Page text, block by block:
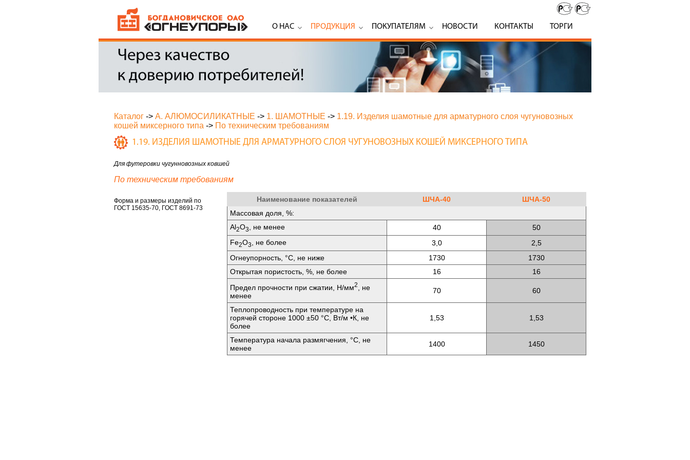
О НАС ПРОДУКЦИЯ ПОКУПАТЕЛЯМ НОВОСТИ КОНТАКТЫ ТОРГИ
Каталог -> А. АЛЮМОСИЛИКАТНЫЕ -> 1. ШАМОТНЫЕ -> 1.19. Изделия шамотные для арматурного слоя чугуновозных
кошей миксерного типа -> По техническим требованиям
1.19. ИЗДЕЛИЯ ШАМОТНЫЕ ДЛЯ АРМАТУРНОГО СЛОЯ ЧУГУНОВОЗНЫХ КОШЕЙ МИКСЕРНОГО ТИПА
Для футеровки чугунновозных ковшей
По техническим требованиям
Форма и размеры изделий по
ГОСТ 15635-70, ГОСТ 8691-73
Наименование показателей ШЧА-40
ШЧА-50
Массовая доля, %:
Аl2O3 , не менее 40
50
Fе2O3 , не более 3,0
2,5
Огнеупорность, °C, не ниже
1730
1730
Открытая пористость, %, не более
16
16
Предел прочности при сжатии, Н/мм2
, не
менее
70 60
Теплопроводность при температуре на
горячей стороне 1000 ±50 °C, Вт/м •К, не
более
1,53 1,53
Температура начала размягчения, °C, не
менее
1400 1450